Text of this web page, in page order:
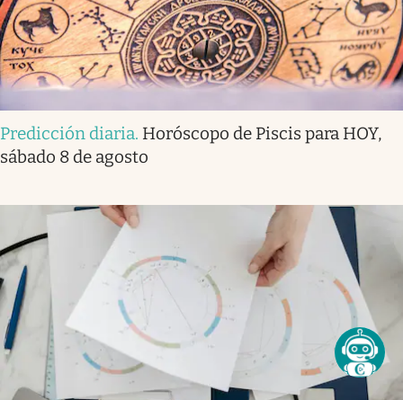
Predicción diaria. Horóscopo de Piscis para HOY,
sábado 8 de agosto